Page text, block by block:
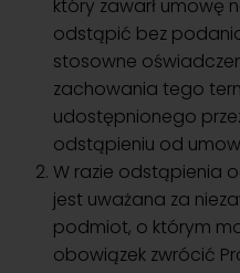
który zawarł umowę
odstąpić bez
stosowne
zachowania tego
udostępnionego
odstąpieniu od
W razie odstąpienia
jest uważana za
podmiot, o którym
obowiązek zwrócić